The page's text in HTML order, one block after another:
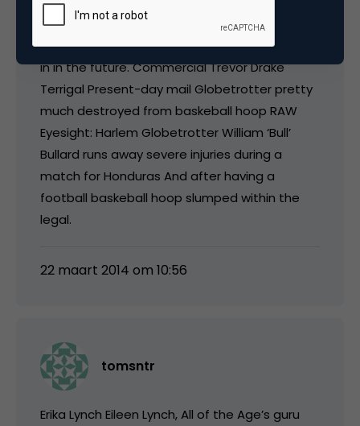
comparison to the perhaps infected
particular might get inside genuine assistance
in in the future. Commercial Trevor Drake
Terrigal Present-day mail Globetrotter pretty
much destroyed from baskeball hoop RAW
Eyesight: Harlem Globetrotter William ‘Bull’
Bullard runs away severe injuries during a
match for Honduras And after having a
football baskeball hoop slumped within the
legal.
22 maart 2014 om 10:56
tomsntr
Erika Lynch Eileen Lynch, All of the Age’s guru